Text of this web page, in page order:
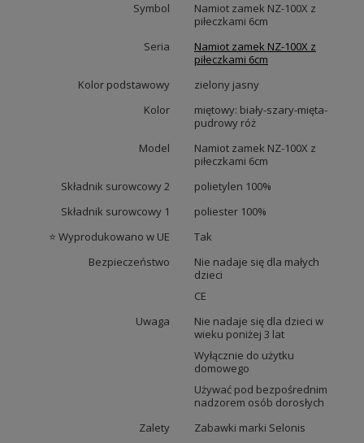
Symbol
Namiot zamek NZ-100X z
piłeczkami 6cm
Seria
Namiot zamek NZ-100X z
piłeczkami 6cm
Kolor podstawowy
zielony jasny
Kolor
miętowy: biały-szary-mięta-
pudrowy róż
Model
Namiot zamek NZ-100X z
piłeczkami 6cm
Składnik surowcowy 2
polietylen 100%
Składnik surowcowy 1
poliester 100%
⭐ Wyprodukowano w UE
Tak
Bezpieczeństwo
Nie nadaje się dla małych
dzieci
CE
Uwaga
Nie nadaje się dla dzieci w
wieku poniżej 3 lat
Wyłącznie do użytku
domowego
Używać pod bezpośrednim
nadzorem osób dorosłych
Zalety
Zabawki marki Selonis